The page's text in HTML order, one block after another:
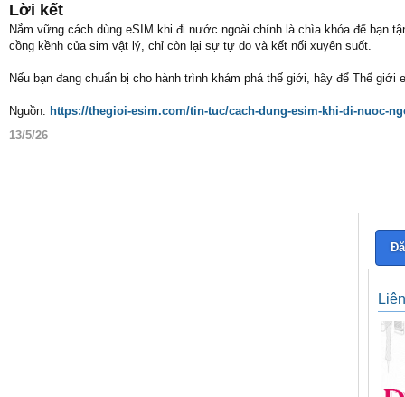
Lời kết
Nắm vững cách dùng eSIM khi đi nước ngoài chính là chìa khóa để bạn
cồng kềnh của sim vật lý, chỉ còn lại sự tự do và kết nối xuyên suốt.
Nếu bạn đang chuẩn bị cho hành trình khám phá thế giới, hãy để Thế
Nguồn: https://thegioi-esim.com/tin-tuc/cach-dung-esim-khi-di-nuoc-
13/5/26